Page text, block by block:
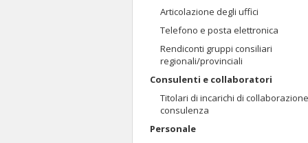
Articolazione degli uffici
Telefono e posta elettronica
Rendiconti gruppi consiliari
regionali/provinciali
Consulenti e collaboratori
Titolari di incarichi di
consulenza
Personale